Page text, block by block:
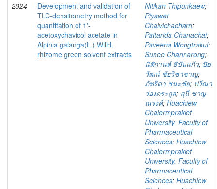
2024
Development and validation of
TLC-densitometry method for
quantitation of 1′-
acetoxychavicol acetate in
Alpinia galanga(L.) Willd.
rhizome green solvent extracts
Nitikan Thipunkaew;
Piyawat
Chaivichacharn;
Pattarida Chanachai;
Paveena Wongtrakul;
Sunee Channarong;
นิติกานต์ ธิปันแก้ว; ปิย
วัฒน์ ชัยวิชาชาญ;
ภัทริดา ชนะชัย; ปวีณา
ว่องตระกูล; สุนี ชาญ
ณรงค์; Huachiew
Chalermprakiet
University. Faculty of
Pharmaceutical
Sciences; Huachiew
Chalermprakiet
University. Faculty of
Pharmaceutical
Sciences; Huachiew